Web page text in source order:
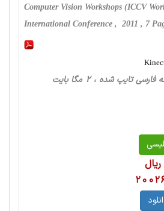
Computer Vision Workshops (ICCV
International Conference , 2011 , 7
، سخت ‌افزار، 20 صفحه فارسی تایپ شده ، 2 مگا بایت